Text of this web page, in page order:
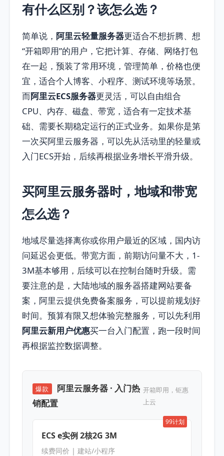
有什么区别？该怎么选？
简单说， 阿里云轻量服务器更适合不想折腾、想
“开箱即用”的用户，它把计算、存储、网络打包
在一起，预装了常用环境，管理简单，价格也便
宜，适合个人博客、小程序、测试环境等场景。
而阿里云ECS服务器更灵活，可以自由组合
CPU、内存、磁盘、带宽，适合有一定技术基
础、需要长期稳定运行的正式业务。如果你是第
一次买阿里云服务器，可以先从活动里的轻量或
入门ECS开始，后续再根据业务增长平滑升级。
买阿里云服务器时，地域和带宽
怎么选？
地域尽量选择离你或你用户最近的区域，国内访
问延迟会更低。带宽方面，前期访问量不大，1-
3M基本够用，后续可以在控制台随时升级。需
要注意的是，大陆地域的服务器搭建网站要备
案，阿里云提供免费备案服务，可以提前规划好
时间。预算有限又想体验完整服务，可以先利用
阿里云新用户优惠买一台入门配置，跑一段时间
再根据监控数据调整。
爆款
阿里云服务器 · 入门热
销配置
开箱即用，钜惠
上云
99计划
ECS e实例 2核2G 3M
续费同价 | 建站/小程序